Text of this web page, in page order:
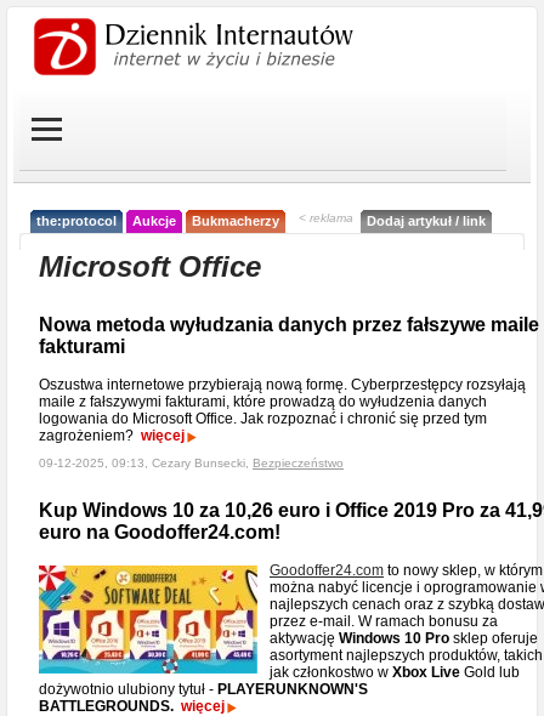
the:protocol Aukcje Bukmacherzy < reklama Dodaj artykuł / link
Microsoft Office
Nowa metoda wyłudzania danych przez fałszywe maile
fakturami
Oszustwa internetowe przybierają nową formę. Cyberprzestępcy rozsyłają
maile z fałszywymi fakturami, które prowadzą do wyłudzenia danych
logowania do Microsoft Office. Jak rozpoznać i chronić się przed tym
zagrożeniem? więcej
09-12-2025, 09:13, Cezary Bunsecki, Bezpieczeństwo
Kup Windows 10 za 10,26 euro i Office 2019 Pro za
euro na Goodoffer24.com!
Goodoffer24.com to nowy sklep, w którym
można nabyć licencje i oprogramowanie
najlepszych cenach oraz z szybką
przez e-mail. W ramach bonusu za
aktywację Windows 10 Pro sklep oferuje
asortyment najlepszych produktów, takich
jak członkostwo w Xbox Live Gold lub
dożywotnio ulubiony tytuł - PLAYERUNKNOWN'S
BATTLEGROUNDS. więcej